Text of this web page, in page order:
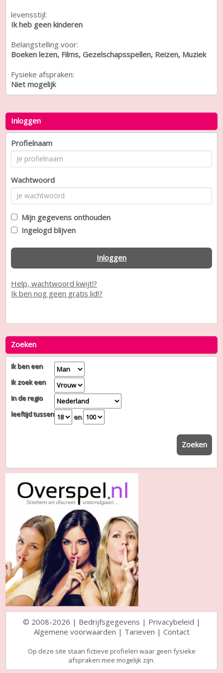
levensstijl:
Ik heb geen kinderen
Belangstelling voor:
Boeken lezen, Films, Gezelschapsspellen, Reizen, Muziek
Fysieke afspraken:
Niet mogelijk
Inloggen
Profielnaam
Wachtwoord
Mijn gegevens onthouden
Ingelogd blijven
Inloggen
Help, wachtwoord kwijt!?
Ik ben nog geen gratis lid!?
Zoeken
Ik ben een
Ik zoek een
In de regio
leeftijd tussen
en
Zoeken
© 2008-2026 | Bedrijfsgegevens | Privacybeleid |
Algemene voorwaarden | Tarieven | Contact
Op deze site staan fictieve profielen waar geen fysieke
afspraken mee mogelijk zijn.